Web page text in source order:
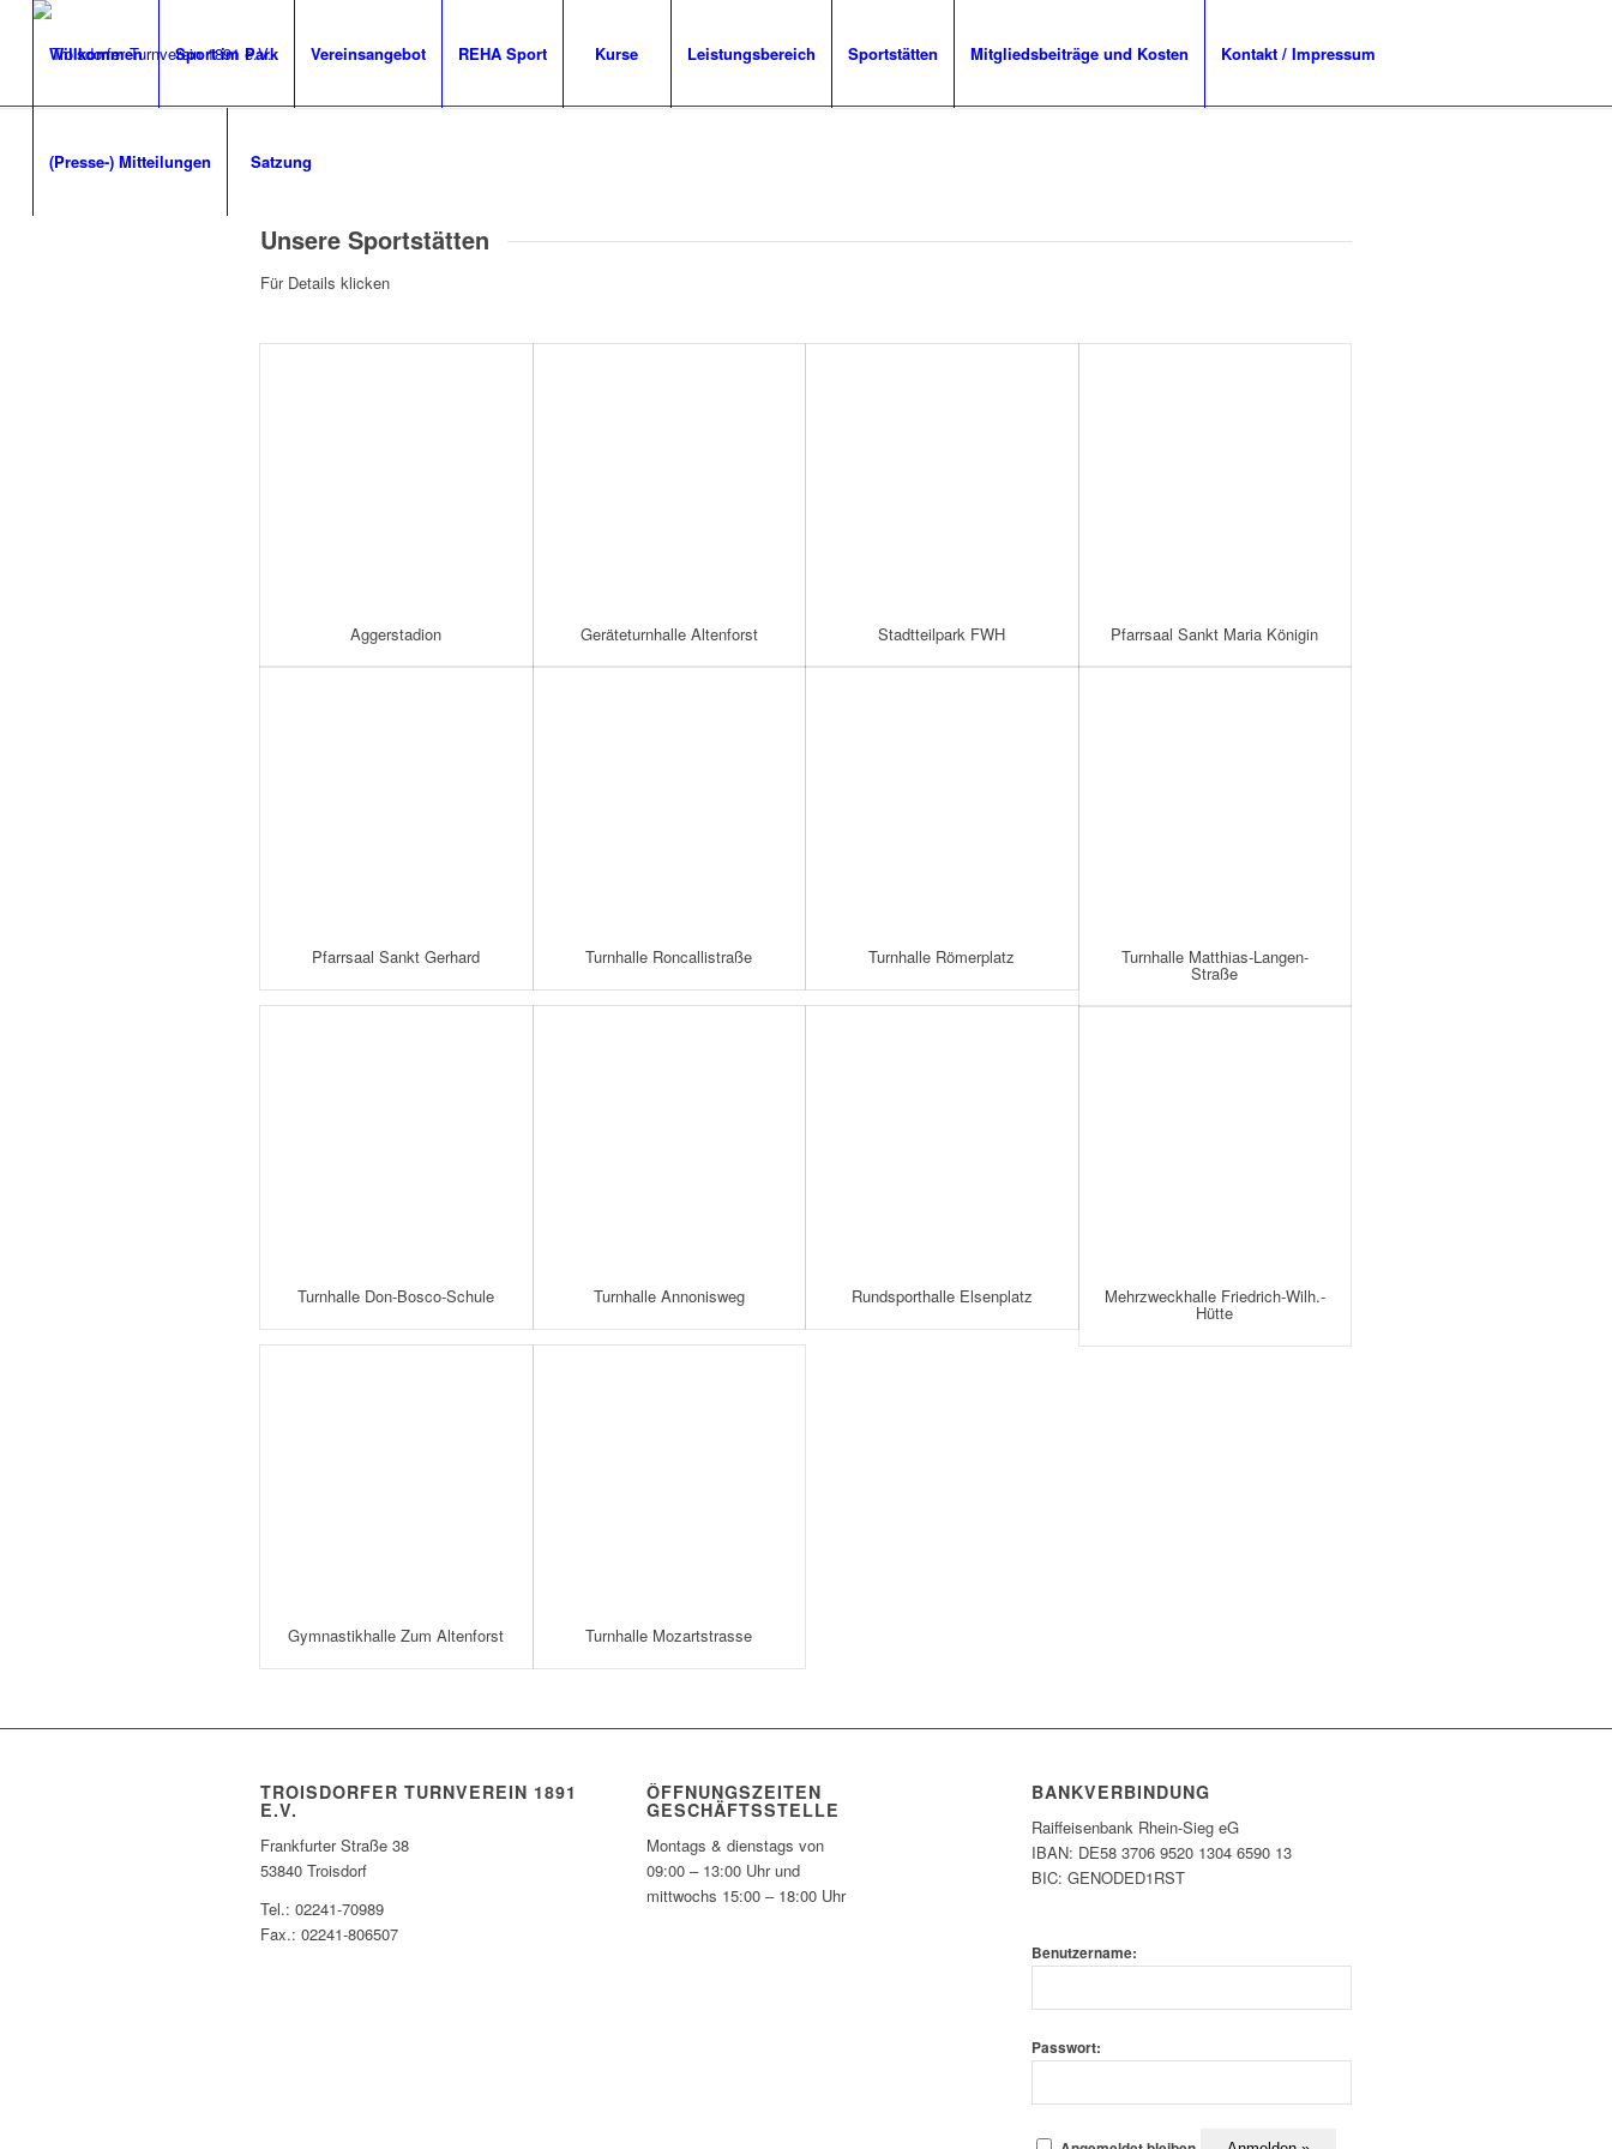
Willkommen Sport im Park Vereinsangebot REHA Sport Kurse Leistungsbereich Sportstätten Mitgliedsbeiträge und Kosten Kontakt / Impressum
(Presse-) Mitteilungen Satzung
Unsere Sportstätten
Für Details klicken
Aggerstadion Geräteturnhalle Altenforst Stadtteilpark FWH Pfarrsaal Sankt Maria Königin
Pfarrsaal Sankt Gerhard Turnhalle Roncallistraße Turnhalle Römerplatz Turnhalle Matthias-Langen-
Straße
Turnhalle Don-Bosco-Schule Turnhalle Annonisweg Rundsporthalle Elsenplatz Mehrzweckhalle Friedrich-Wilh.-
Hütte
Gymnastikhalle Zum Altenforst Turnhalle Mozartstrasse
TROISDORFER TURNVEREIN 1891
E.V.
Frankfurter Straße 38
53840 Troisdorf
Tel.: 02241-70989
Fax.: 02241-806507
ÖFFNUNGSZEITEN
GESCHÄFTSSTELLE
Montags & dienstags von
09:00 – 13:00 Uhr und
mittwochs 15:00 – 18:00 Uhr
BANKVERBINDUNG
Raiffeisenbank Rhein-Sieg eG
IBAN: DE58 3706 9520 1304 6590 13
BIC: GENODED1RST
Benutzername:
Passwort: